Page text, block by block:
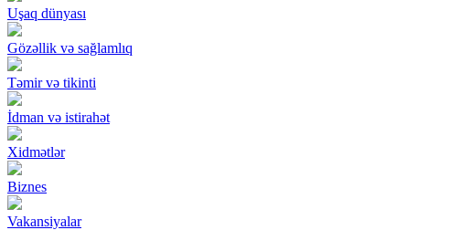
Uşaq dünyası
Gözəllik və sağlamlıq
Təmir və tikinti
İdman və istirahət
Xidmətlər
Biznes
Vakansiyalar